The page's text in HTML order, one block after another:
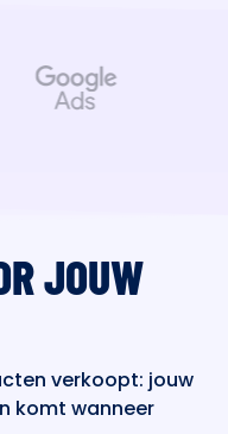
JOUW
verkoopt: jouw
komt wanneer